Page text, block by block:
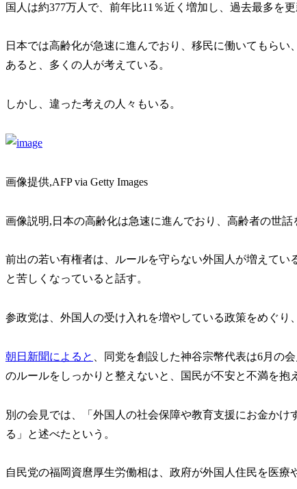
国人は約377万人で、前年比11％近く増加し、過去最多を更
日本では高齢化が急速に進んでおり、移民に働いてもら
あると、多くの人が考えている。
しかし、違った考えの人々もいる。
画像提供,AFP via Getty Images
画像説明,日本の高齢化は急速に進んでおり、高齢者の世
前出の若い有権者は、ルールを守らない外国人が増えて
と苦しくなっていると話す。
参政党は、外国人の受け入れを増やしている政策をめぐり
朝日新聞によると
、同党を創設した神谷宗幣代表は6月の
のルールをしっかりと整えないと、国民が不安と不満を抱
別の会見では、「外国人の社会保障や教育支援にお金か
る」と述べたという。
自民党の福岡資麿厚生労働相は、政府が外国人住民を医療